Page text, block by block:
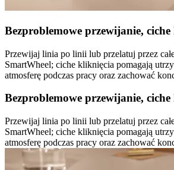
Bezproblemowe przewijanie,
Przewijaj linia po linii lub przelatuj przez
SmartWheel; ciche kliknięcia pomagają
atmosferę podczas pracy oraz zachować
Bezproblemowe przewijanie,
Przewijaj linia po linii lub przelatuj przez
SmartWheel; ciche kliknięcia pomagają
atmosferę podczas pracy oraz zachować